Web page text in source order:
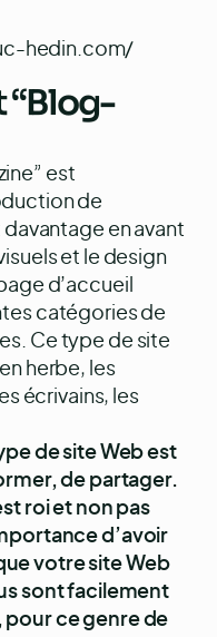
hedin.com/
“Blog-
est
de
en avant
et le design
d’accueil
catégories de
Ce type de site
herbe, les
écrivains, les
de site Web est
de partager.
roi et non pas
d’avoir
votre site Web
sont facilement
ce genre de